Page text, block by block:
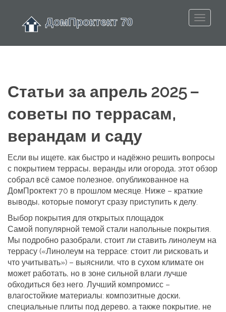
Статьи за апрель 2025 –
советы по террасам,
верандам и саду
Если вы ищете, как быстро и надёжно решить вопросы
с покрытием террасы, веранды или огорода, этот обзор
собрал всё самое полезное, опубликованное на
ДомПроктект 70 в прошлом месяце. Ниже – краткие
выводы, которые помогут сразу приступить к делу.
Выбор покрытия для открытых площадок
Самой популярной темой стали напольные покрытия.
Мы подробно разобрали, стоит ли ставить линолеум на
террасу («Линолеум на террасе: стоит ли рисковать и
что учитывать») – выяснили, что в сухом климате он
может работать, но в зоне сильной влаги лучше
обходиться без него. Лучший компромисс –
влагостойкие материалы: композитные доски,
специальные плиты под дерево, а также покрытие, не